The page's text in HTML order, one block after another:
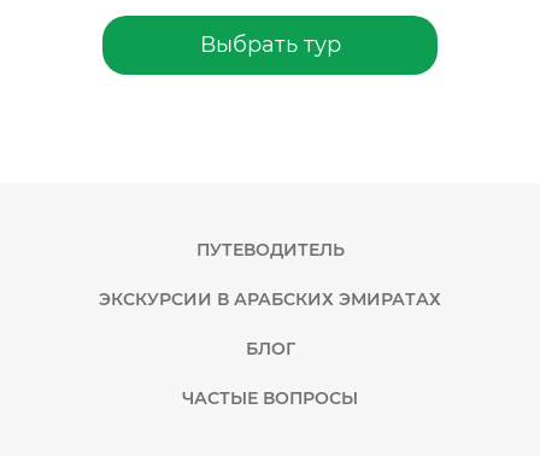
Выбрать тур
ПУТЕВОДИТЕЛЬ
ЭКСКУРСИИ В АРАБСКИХ ЭМИРАТАХ
БЛОГ
ЧАСТЫЕ ВОПРОСЫ